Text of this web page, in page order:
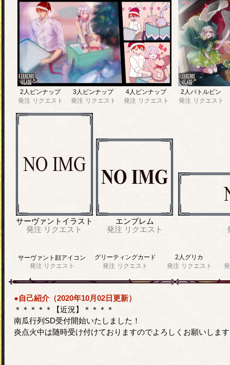
2人ピンナップ
発注 リクエスト
3人ピンナップ
発注 リクエスト
4人ピンナップ
発注 リクエスト
2人バトルピン
発注 リクエスト
サーヴァントイラスト
発注 リクエスト
エンブレム
発注 リクエスト
サーヴァント顔アイコン
発注 リクエスト
グリーティングカード
発注 リクエスト
2人グリカ
発注 リクエスト
●自己紹介（2020年10月02日更新）
＊＊＊＊＊【近況】＊＊＊＊
南瓜行列SD受付開始いたしました！
炎点火中は随時受け付けておりますのでよろしくお願いしま